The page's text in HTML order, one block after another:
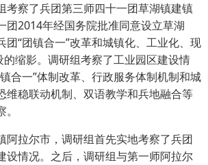
考察了兵团第三师四十一团草湖镇建镇
团2014年经国务院批准同意设立草湖
团“团镇合一”改革和城镇化、工业化、现
的缩影。调研组考察了工业园区建设情
合一”体制改革、行政服务体制机制和城
维稳联动机制、双语教学和兵地融合等
阿拉尔市，调研组首先实地考察了兵团
设情况。之后，调研组与第一师阿拉尔